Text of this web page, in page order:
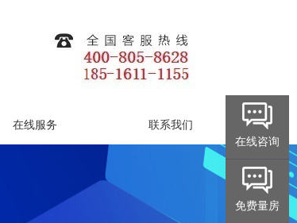
在线服务 联系我们
在线咨询
免费量房